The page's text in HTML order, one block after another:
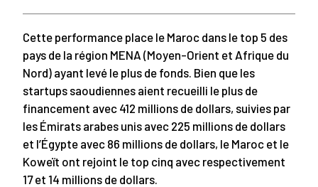
Cette performance place le Maroc dans le top 5 des
pays de la région MENA (Moyen-Orient et Afrique du
Nord) ayant levé le plus de fonds. Bien que les
startups saoudiennes aient recueilli le plus de
financement avec 412 millions de dollars, suivies par
les Émirats arabes unis avec 225 millions de dollars
et l’Égypte avec 86 millions de dollars, le Maroc et le
Koweït ont rejoint le top cinq avec respectivement
17 et 14 millions de dollars.